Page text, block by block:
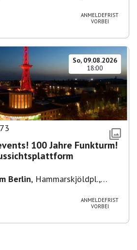
ANMELDEFRIST
VORBEI
So, 09.08.2026
18:00
73
100 Jahre Funkturm!
Berlin, Hammarskjöldpl.,
ANMELDEFRIST
VORBEI